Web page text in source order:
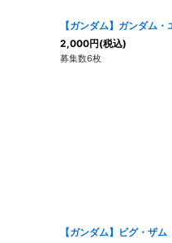
【ガンダム】ガンダム
2,000円(税込)
募集数6枚
【ガンダム】ビグ・ザ